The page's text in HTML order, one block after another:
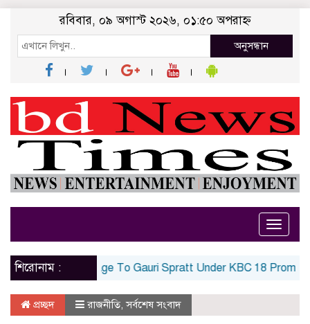
রবিবার, ০৯ অগাস্ট ২০২৬, ০১:৫০ অপরাহ্ন
অনুসন্ধান
Toggle
শিরোনাম :
Third Marriage To Gauri Spratt Under KBC 18 Promos |
প্রচ্ছদ রাজনীতি,সর্বশেষ সংবাদ